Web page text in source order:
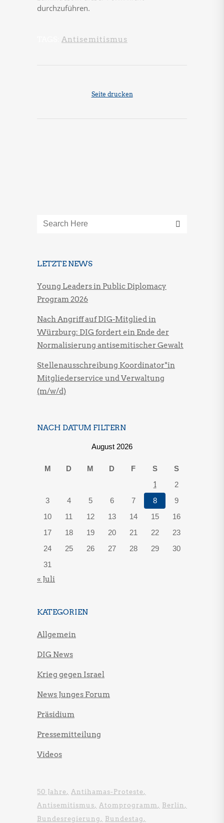
durchzuführen.
Antisemitismus
Seite drucken
LETZTE NEWS
Young Leaders in Public Diplomacy
Program 2026
Nach Angriff auf DIG-Mitglied in
Würzburg: DIG fordert ein Ende der
Normalisierung antisemitischer Gewalt
Stellenausschreibung Koordinator*in
Mitgliederservice und Verwaltung
(m/w/d)
NACH DATUM FILTERN
August 2026
M D M D F S S
1
2
3
4 5 6 7 8
9
10
11 12 13 14 15
16
17
18 19 20 21 22
23
24
25 26 27 28 29
30
31
« Juli
KATEGORIEN
Allgemein
DIG News
Krieg gegen Israel
News Junges Forum
Präsidium
Pressemitteilung
Videos
50 Jahre
Antihamas-Proteste
Antisemitismus
Atomprogramm
Berlin
Bundesregierung
Bundestag